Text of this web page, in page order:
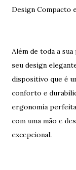
Design Compacto
Além de toda a
seu design
dispositivo que é
conforto e
ergonomia
com uma mão e
excepcional.